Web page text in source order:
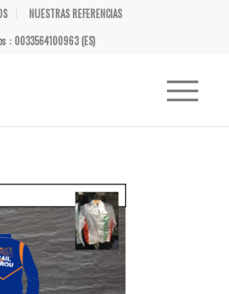
NUESTRAS REFERENCIAS
: 0033564100963 (ES)